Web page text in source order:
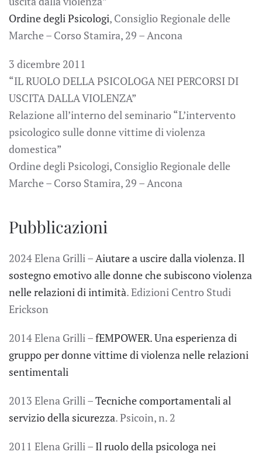
Ordine degli Psicologi, Consiglio Regionale delle
Marche – Corso Stamira, 29 – Ancona
3 dicembre 2011
“IL RUOLO DELLA PSICOLOGA NEI PERCORSI DI
USCITA DALLA VIOLENZA”
Relazione all’interno del seminario “L’intervento
psicologico sulle donne vittime di violenza
domestica”
Ordine degli Psicologi, Consiglio Regionale delle
Marche – Corso Stamira, 29 – Ancona
Pubblicazioni
2024 Elena Grilli –Aiutare a uscire dalla violenza. Il
sostegno emotivo alle donne che subiscono violenza
nelle relazioni di intimità. Edizioni Centro Studi
Erickson
2014 Elena Grilli –fEMPOWER. Una esperienza di
gruppo per donne vittime di violenza nelle relazioni
sentimentali
2013 Elena Grilli –Tecniche comportamentali al
servizio della sicurezza. Psicoin, n. 2
2011 Elena Grilli – Il ruolo della psicologa nei